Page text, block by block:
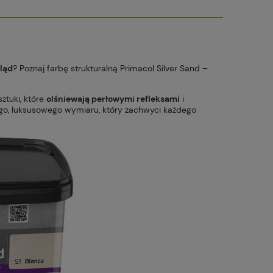
? Poznaj farbę strukturalną Primacol Silver Sand –
które olśniewają perłowymi refleksami i
luksusowego wymiaru, który zachwyci każdego